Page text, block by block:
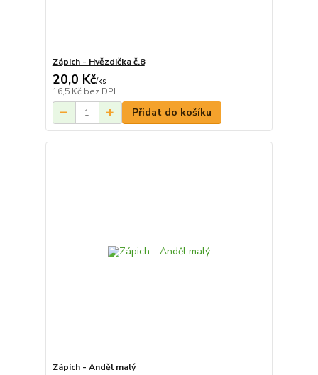
Zápich - Hvězdička č.8
20,0 Kč/ks
16,5 Kč bez DPH
Přidat do košíku
Zápich - Anděl malý